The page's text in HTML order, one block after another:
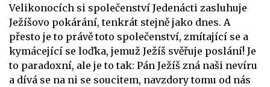
Velikonocích si společenství Jedenácti zasluhuje
Ježíšovo pokárání, tenkrát stejně jako dnes. A
přesto je to právě toto společenství, zmítající se a
kymácející se loďka, jemuž Ježíš svěřuje poslání! Je
to paradoxní, ale je to tak: Pán Ježíš zná naši nevíru
a dívá se na ni se soucitem, navzdory tomu od nás